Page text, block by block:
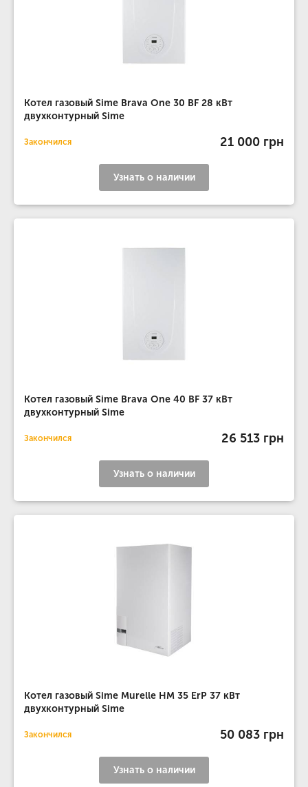
Котел газовый Sime Brava One 30 BF 28 кВт
двухконтурный Sime
Закончился 21 000 грн
Узнать о наличии
Котел газовый Sime Brava One 40 BF 37 кВт
двухконтурный Sime
Закончился 26 513 грн
Узнать о наличии
Котел газовый Sime Murelle HM 35 ErP 37 кВт
двухконтурный Sime
Закончился 50 083 грн
Узнать о наличии